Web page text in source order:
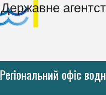
Державне
Регіональний офіс